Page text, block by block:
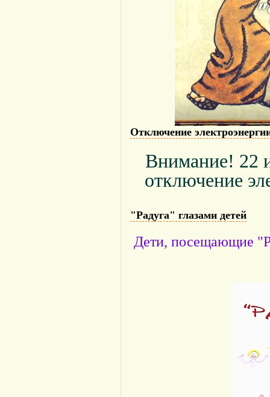
Отключение
Внимание! 22
отключение
"Радуга" глазами детей
Дети, посещающие